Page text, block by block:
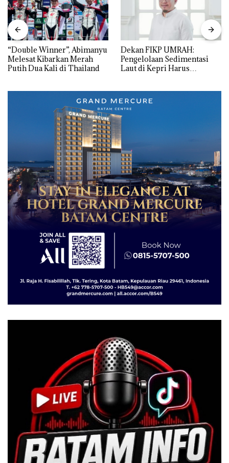
“Double Winner”, Abimanyu
Melesat Kibarkan Merah
Putih Dua Kali di Thailand
Dekan FIKP UMRAH:
Pengelolaan Sedimentasi
Laut di Kepri Harus
dengan Konservasi